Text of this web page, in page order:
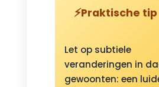
Praktische tip
Let op subtiele
veranderingen in
gewoonten: een